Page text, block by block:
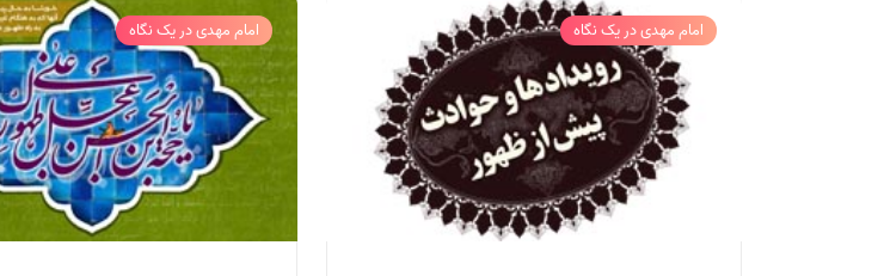
امام مهدی در یک نگاه امام مهدی در یک نگاه